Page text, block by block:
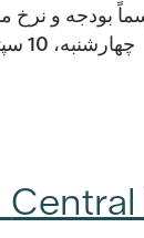
چهارشنبه، 10 سپتامبر تصویب کرد. این پیشنهاد که به عنوان […]